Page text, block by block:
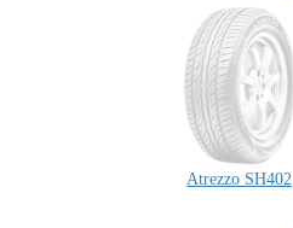
Atrezzo SH402